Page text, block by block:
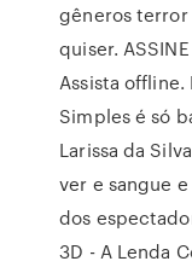
gêneros terror
quiser.
Assista
Simples é só
Larissa da
ver e sangue
dos
3D - A Lenda